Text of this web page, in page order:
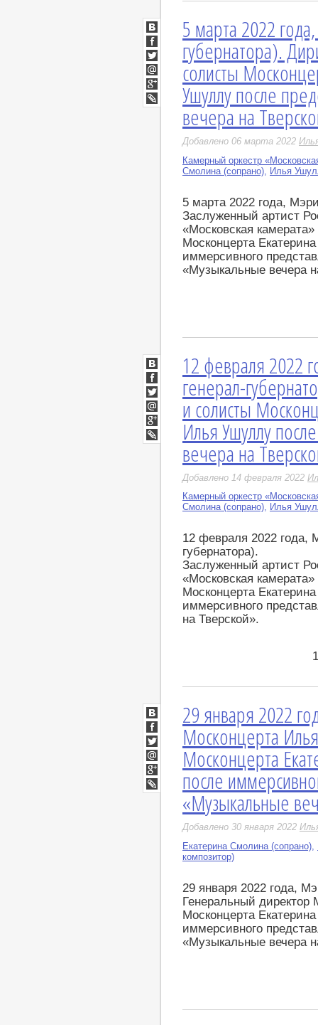
5 марта 2022
губернатора).
солисты
Ушуллу после
вечера на
Добавлено 06 марта 2022
Камерный оркестр
Смолина (сопрано)
Илья
5 марта 2022 года,
Заслуженный артист
«Московская
Москонцерта
иммерсивного
«Музыкальные вечера
ВКонтакте
Facebook
Twitter
Мой
Мир
Google+
LiveJournal
12 февраля 2022
генерал-
и солисты
Илья Ушуллу
вечера на
Добавлено 14 февраля 2022
Камерный оркестр
Смолина (сопрано), Илья
12 февраля 2022 года,
губернатора).
Заслуженный артист
«Московская
Москонцерта
иммерсивного
на Тверской».
ВКонтакте
Facebook
Twitter
Мой
Мир
Google+
LiveJournal
29 января 2022
Москонцерта
Москонцерта
после
«Музыкальные
Добавлено 30 января 2022
Екатерина Смолина (сопрано),
композитор)
29 января 2022 года,
Генеральный
Москонцерта
иммерсивного
«Музыкальные вечера
ВКонтакте
Facebook
Twitter
Мой
Мир
Google+
LiveJournal